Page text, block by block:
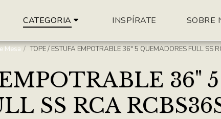
CATEGORIA INSPÍRATE SOBRE
Mesa TOPE / ESTUFA EMPOTRABLE 36" 5 QUEMADORES FULL SS
36"
SS RCA